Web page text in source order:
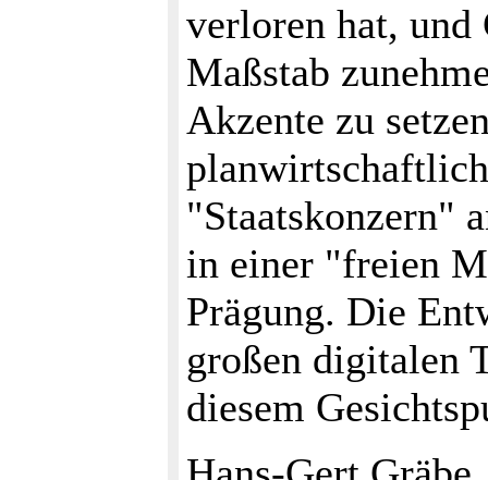
verloren hat,
Maßstab
Akzente zu
"Staatskonzern"
in einer "freien
Prägung. Die
großen digitalen
diesem